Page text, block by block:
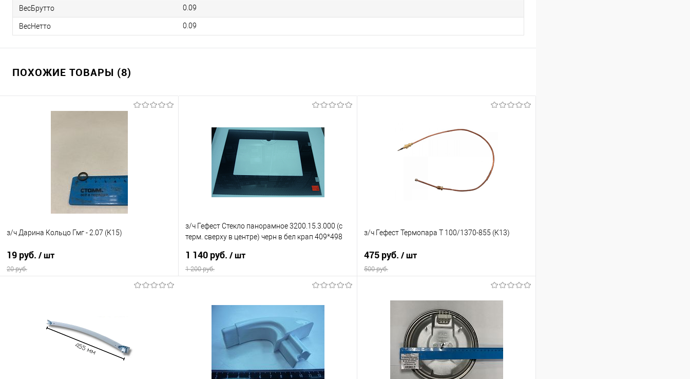
ВесБрутто 0.09
ВесНетто 0.09
ПОХОЖИЕ ТОВАРЫ (8)
з/ч Дарина Кольцо Гмг - 2.07 (К15)
19 руб. / шт
20 руб.
Купить в 1 клик
В наличии
з/ч Гефест Стекло панорамное 3200.15.3.000 (с
терм. сверху в центре) черн в бел крап 409*498
1 140 руб. / шт
1 200 руб.
Купить в 1 клик
Сравнение
В избранное
В наличии
з/ч Гефест Термопара Т 100/1370-855 (К13)
475 руб. / шт
500 руб.
Купить в 1 клик
К сравнению
В избранное
В наличии